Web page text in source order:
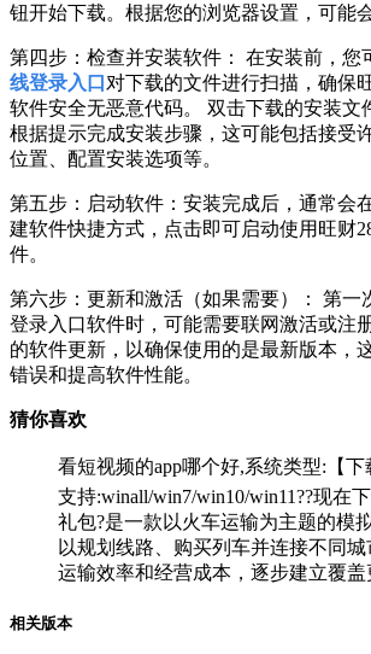
钮开始下载。根据您的浏览器设置，可能
第四步：检查并安装软件： 在安装前，您
线登录入口 对下载的文件进行扫描，确保
软件安全无恶意代码。 双击下载的安装文
根据提示完成安装步骤，这可能包括接受
位置、配置安装选项等。
第五步：启动软件：安装完成后，通常会
建软件快捷方式，点击即可启动使用旺财
件。
第六步：更新和激活（如果需要）： 第一
登录入口软件时，可能需要联网激活或注
的软件更新，以确保使用的是最新版本，
错误和提高软件性能。
猜你喜欢
看短视频的app哪个好,系统类型:【下
支持:winall/win7/win10/win11??现在
礼包?是一款以火车运输为主题的模
以规划线路、购买列车并连接不同
运输效率和经营成本，逐步建立覆盖
相关版本